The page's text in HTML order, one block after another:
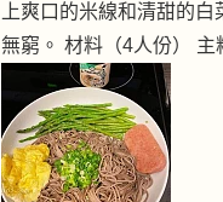
上爽口的米線和清甜的
無窮。 材料（4人份）